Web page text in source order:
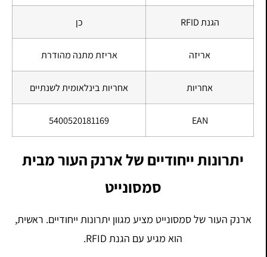
הגנת RFID כן
אריזה אריזת מתנה מהודרת
אחריות אחריות בינלאומית לשנתיים
EAN
5400520181169
יתרונות ייחודיים של ארנק העור מבית
סמסונייט
ארנק העור של סמסונייט מציע מגוון יתרונות ייחודיים. ראשית,
הוא מגיע עם הגנת RFID.